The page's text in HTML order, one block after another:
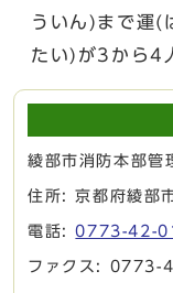
ういん)まで運(
たい)が3から4
綾部市消防本部管
住所: 京都府綾部
電話:0773-42-
ファクス: 0773-